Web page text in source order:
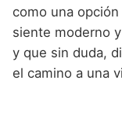
como una
siente moderno
y que sin duda,
el camino a una